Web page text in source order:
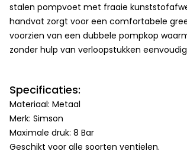
stalen pompvoet met fraaie
handvat zorgt voor een comfortabele
voorzien van een dubbele pompkop
zonder hulp van verloopstukken
Specificaties:
Materiaal: Metaal
Merk: Simson
Maximale druk: 8 Bar
Geschikt voor alle soorten ventielen.